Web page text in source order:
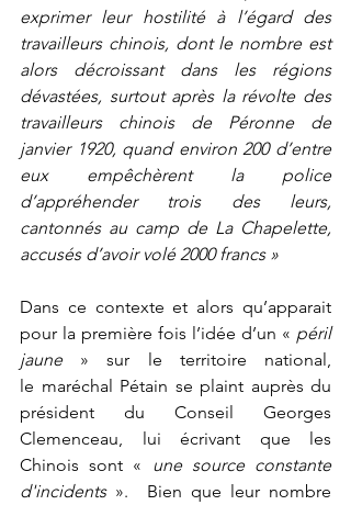
exprimer leur hostilité à l’égard des
travailleurs chinois, dont le nombre est
alors décroissant dans les régions
dévastées, surtout après la révolte des
travailleurs chinois de Péronne de
janvier 1920, quand environ 200 d’entre
eux empêchèrent la police
d’appréhender trois des leurs,
cantonnés au camp de La Chapelette,
accusés d’avoir volé 2000 francs »
Dans ce contexte et alors qu’apparait
pour la première fois l’idée d’un « péril
jaune » sur le territoire national,
le maréchal Pétain se plaint auprès du
président du Conseil Georges
Clemenceau, lui écrivant que les
Chinois sont « une source constante
d'incidents ».  Bien que leur nombre